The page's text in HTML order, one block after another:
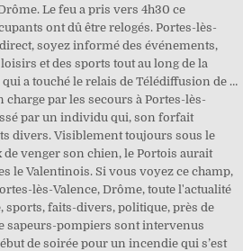
Le feu a pris vers 4h30 ce
ont dû être relogés. Portes-lès-
soyez informé des événements,
et des sports tout au long de la
a touché le relais de Télédiffusion de …
charge par les secours à Portes-lès-
par un individu qui, son forfait
divers. Visiblement toujours sous le
de venger son chien, le Portois aurait
le Valentinois. Si vous voyez ce champ,
lès-Valence, Drôme, toute l'actualité
sports, faits-divers, politique, près de
sapeurs-pompiers sont intervenus
de soirée pour un incendie qui s’est